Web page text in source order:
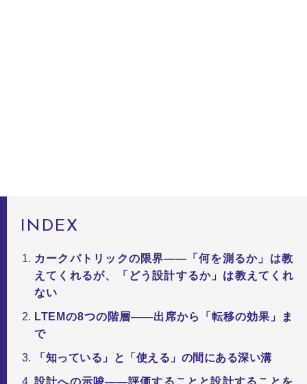
INDEX
カークパトリックの限界——「何を測るか」は教
えてくれるが、「どう設計するか」は教えてくれ
ない
LTEMの8つの階層——出席から「転移の効果」ま
で
「知っている」と「使える」の間にある深い溝
設計への示唆——評価することと設計することを